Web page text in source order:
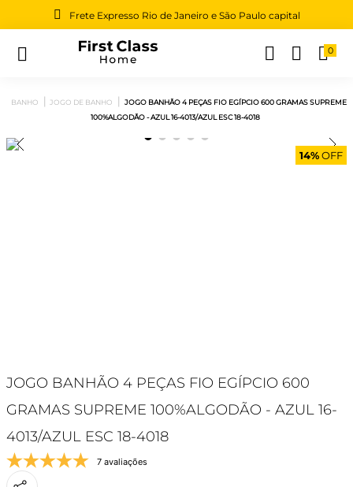
Frete Expresso Rio de Janeiro e São Paulo capital
0
BANHO JOGO DE BANHO
JOGO BANHÃO 4 PEÇAS FIO EGÍPCIO 600 GRAMAS SUPREME
100%ALGODÃO - AZUL 16-4013/AZUL ESC 18-4018
14%OFF
JOGO BANHÃO 4 PEÇAS FIO EGÍPCIO 600
GRAMAS SUPREME 100%ALGODÃO - AZUL 16-
4013/AZUL ESC 18-4018
7 avaliações